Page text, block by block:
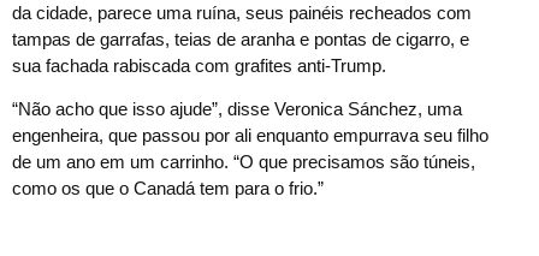
da cidade, parece uma ruína, seus painéis recheados com
tampas de garrafas, teias de aranha e pontas de cigarro, e
sua fachada rabiscada com grafites anti-Trump.
“Não acho que isso ajude”, disse Veronica Sánchez, uma
engenheira, que passou por ali enquanto empurrava seu filho
de um ano em um carrinho. “O que precisamos são túneis,
como os que o Canadá tem para o frio.”